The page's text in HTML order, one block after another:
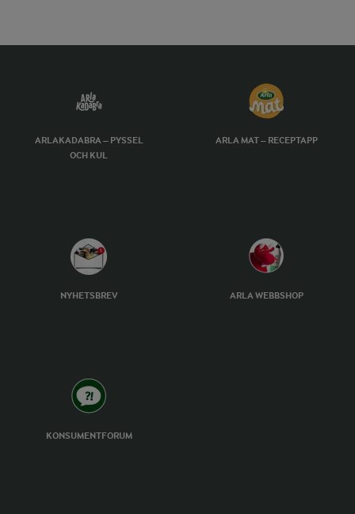
ARLAKADABRA – PYSSEL
OCH KUL
ARLA MAT – RECEPTAPP
NYHETSBREV ARLA WEBBSHOP
KONSUMENTFORUM